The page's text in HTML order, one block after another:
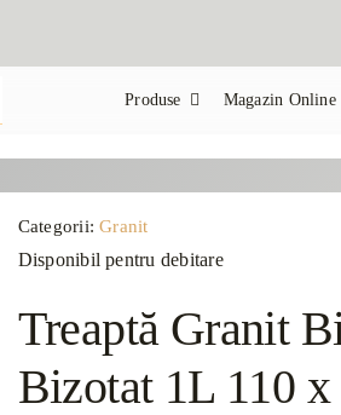
Produse Magazin Online
Categorii:Granit
Disponibil pentru debitare
Treaptă Granit
Bizotat 1L 110